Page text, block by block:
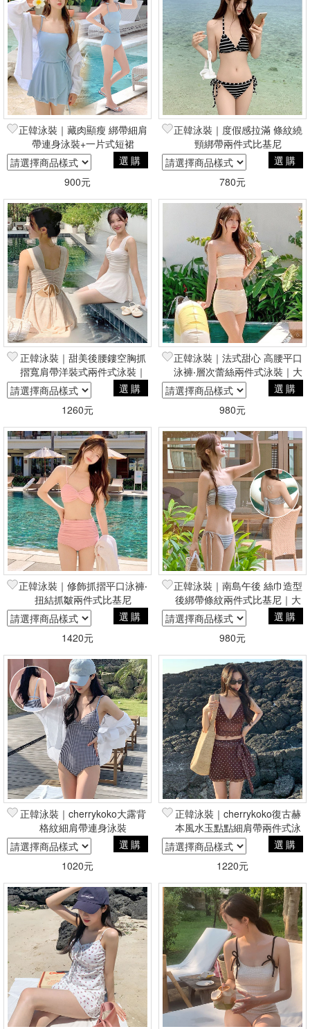
正韓泳裝｜藏肉顯瘦 綁帶細肩
帶連身泳裝+一片式短裙
選購
900元
正韓泳裝｜度假感拉滿 條紋繞
頸綁帶兩件式比基尼
選購
780元
正韓泳裝｜甜美後腰鏤空胸抓
摺寬肩帶洋裝式兩件式泳裝｜
大尺碼泳裝
選購
1260元
正韓泳裝｜法式甜心 高腰平口
泳褲‧層次蕾絲兩件式泳裝｜大
尺碼泳裝
選購
980元
正韓泳裝｜修飾抓摺平口泳褲‧
扭結抓皺兩件式比基尼
選購
1420元
正韓泳裝｜南島午後 絲巾造型
後綁帶條紋兩件式比基尼｜大
尺碼泳裝
選購
980元
正韓泳裝｜cherrykoko大露背
格紋細肩帶連身泳裝
選購
1020元
正韓泳裝｜cherrykoko復古赫
本風水玉點點細肩帶兩件式泳
裝+絲巾
選購
1220元